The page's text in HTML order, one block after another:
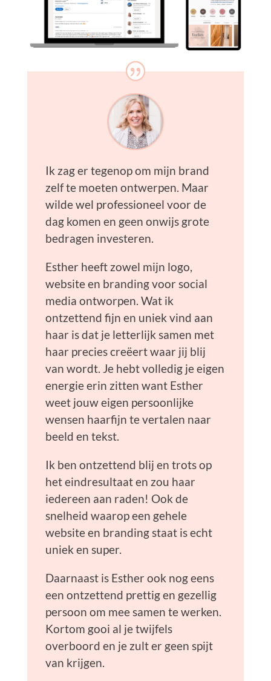
Ik zag er tegenop om mijn brand
zelf te moeten ontwerpen. Maar
wilde wel professioneel voor de
dag komen en geen onwijs grote
bedragen investeren.
Esther heeft zowel mijn logo,
website en branding voor social
media ontworpen. Wat ik
ontzettend fijn en uniek vind aan
haar is dat je letterlijk samen met
haar precies creëert waar jij blij
van wordt. Je hebt volledig je eigen
energie erin zitten want Esther
weet jouw eigen persoonlijke
wensen haarfijn te vertalen naar
beeld en tekst.
Ik ben ontzettend blij en trots op
het eindresultaat en zou haar
iedereen aan raden! Ook de
snelheid waarop een gehele
website en branding staat is echt
uniek en super.
Daarnaast is Esther ook nog eens
een ontzettend prettig en gezellig
persoon om mee samen te werken.
Kortom gooi al je twijfels
overboord en je zult er geen spijt
van krijgen.